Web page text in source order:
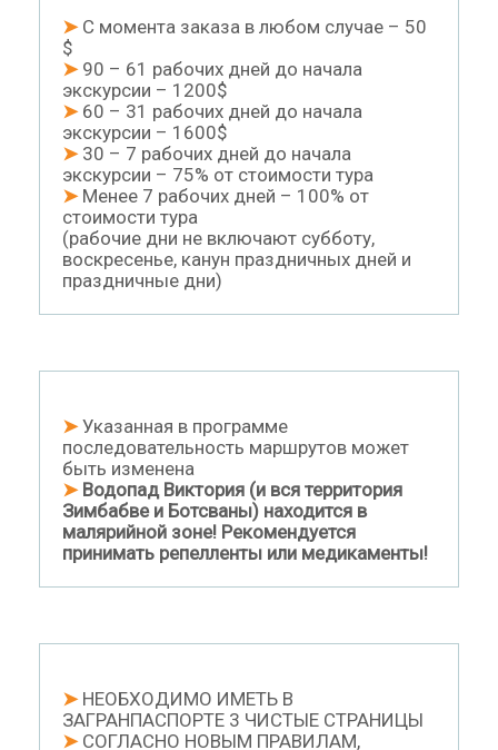
➤С момента заказа в любом случае – 50
$
➤90 – 61 рабочих дней до начала
экскурсии – 1200$
➤60 – 31 рабочих дней до начала
экскурсии – 1600$
➤30 – 7 рабочих дней до начала
экскурсии – 75% от стоимости тура
➤Менее 7 рабочих дней – 100% от
стоимости тура
(рабочие дни не включают субботу,
воскресенье, канун праздничных дней и
праздничные дни)
➤Указанная в программе
последовательность маршрутов может
быть изменена
➤ Водопад Виктория (и вся территория
Зимбабве и Ботсваны) находится в
малярийной зоне! Рекомендуется
принимать репелленты или медикаменты!
➤НЕОБХОДИМО ИМЕТЬ В
ЗАГРАНПАСПОРТЕ 3 ЧИСТЫЕ СТРАНИЦЫ
➤СОГЛАСНО НОВЫМ ПРАВИЛАМ,